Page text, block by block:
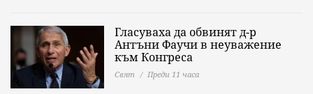
Гласуваха да обвинят д-р
Антъни Фаучи в неуважение
към Конгреса
Свят Преди 11 часа